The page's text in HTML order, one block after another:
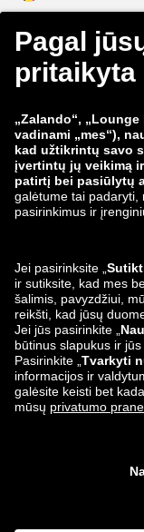
zalando-lounge.fi
zalando-
zalando-prive.es
zalando-lounge.lt
zalando-
zalando-
zalando-
Mus taip pat
rasite